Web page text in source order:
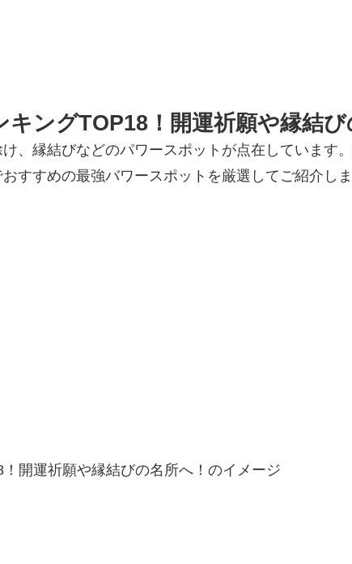
ングTOP18！開運祈願や縁結び
、縁結びなどのパワースポットが点在しています
すすめの最強バワースポットを厳選してご紹介しま